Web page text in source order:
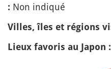
: Non indiqué
Villes, îles et régions
Lieux favoris au Japon :